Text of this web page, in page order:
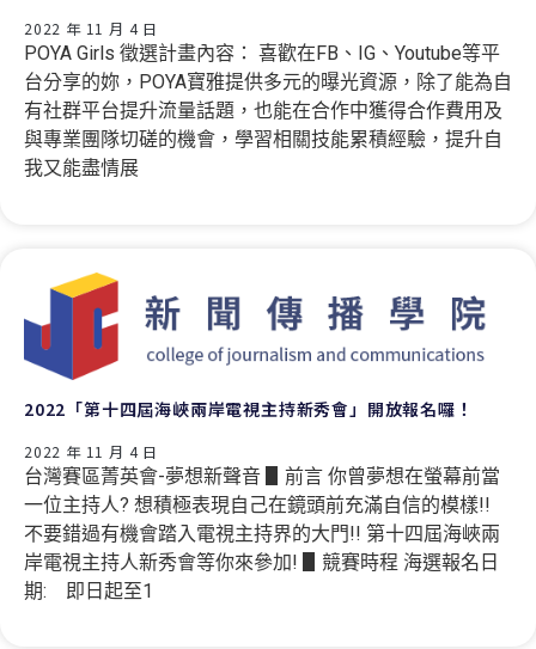
2022 年 11 月 4 日
POYA Girls 徵選計畫內容： 喜歡在FB、IG、Youtube等平
台分享的妳，POYA寶雅提供多元的曝光資源，除了能為自
有社群平台提升流量話題，也能在合作中獲得合作費用及
與專業團隊切磋的機會，學習相關技能累積經驗，提升自
我又能盡情展
2022「第十四屆海峽兩岸電視主持新秀會」開放報名囉！
2022 年 11 月 4 日
台灣賽區菁英會-夢想新聲音 ▋前言 你曾夢想在螢幕前當
一位主持人? 想積極表現自己在鏡頭前充滿自信的模樣!!
不要錯過有機會踏入電視主持界的大門!! 第十四屆海峽兩
岸電視主持人新秀會等你來參加! ▋競賽時程 海選報名日
期: 即日起至1